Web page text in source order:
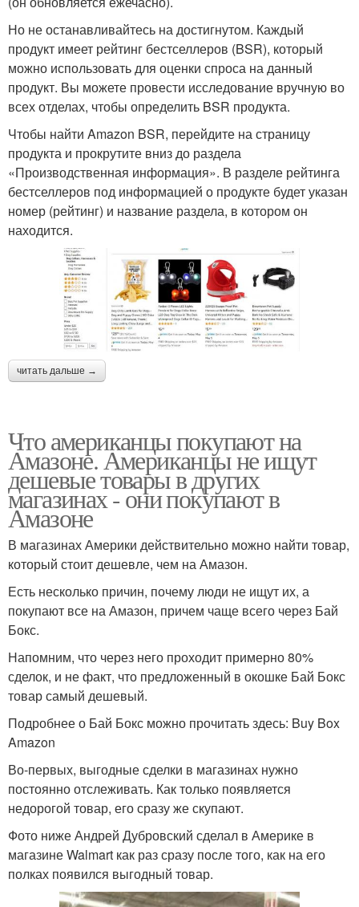
Но не останавливайтесь на достигнутом. Каждый
продукт имеет рейтинг бестселлеров (BSR), который
можно использовать для оценки спроса на данный
продукт. Вы можете провести исследование вручную во
всех отделах, чтобы определить BSR продукта.
Чтобы найти Amazon BSR, перейдите на страницу
продукта и прокрутите вниз до раздела
«Производственная информация». В разделе рейтинга
бестселлеров под информацией о продукте будет указан
номер (рейтинг) и название раздела, в котором он
находится.
читать дальше →
Что американцы покупают на
Амазоне. Американцы не ищут
дешевые товары в других
магазинах - они покупают в
Амазоне
В магазинах Америки действительно можно найти товар,
который стоит дешевле, чем на Амазон.
Есть несколько причин, почему люди не ищут их, а
покупают все на Амазон, причем чаще всего через Бай
Бокс.
Напомним, что через него проходит примерно 80%
сделок, и не факт, что предложенный в окошке Бай Бокс
товар самый дешевый.
Подробнее о Бай Бокс можно прочитать здесь: Buy Box
Amazon
Во-первых, выгодные сделки в магазинах нужно
постоянно отслеживать. Как только появляется
недорогой товар, его сразу же скупают.
Фото ниже Андрей Дубровский сделал в Америке в
магазине Walmart как раз сразу после того, как на его
полках появился выгодный товар.